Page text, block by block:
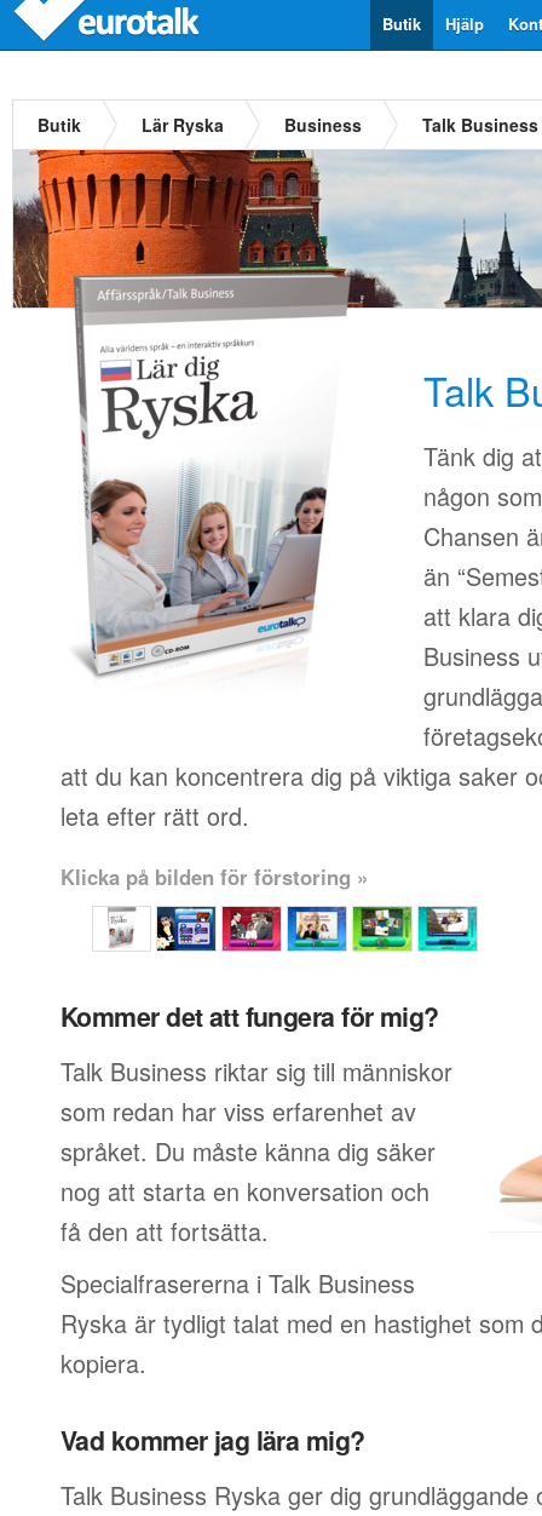
Hjälp
Butik
Butik Lär Ryska Business Talk
Talk
Tänk dig
någon
Chansen
än
att klara
Business
att du kan koncentrera dig på viktiga saker
leta efter rätt ord.
Klicka på bilden för förstoring »
Kommer det att fungera för mig?
Talk Business riktar sig till människor
som redan har viss erfarenhet av
språket. Du måste känna dig säker
nog att starta en konversation och
få den att fortsätta.
Specialfrasererna i Talk Business
Ryska är tydligt talat med en hastighet som
kopiera.
Vad kommer jag lära mig?
Talk Business Ryska ger dig grundläggande